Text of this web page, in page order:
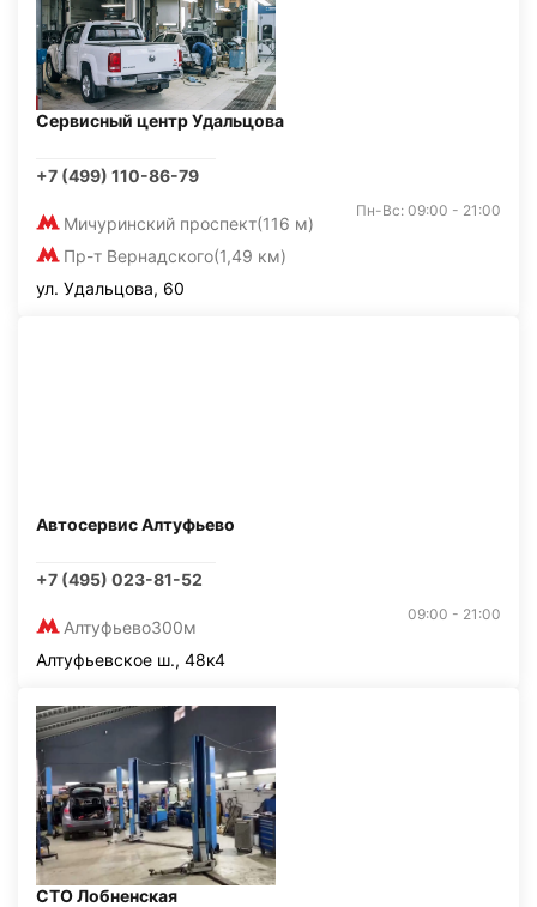
Сервисный центр Удальцова
+7 (499) 110-86-79
Мичуринский проспект(116 м)
Пр-т Вернадского(1,49 км)
Пн-Вс: 09:00 - 21:00
ул. Удальцова, 60
Автосервис Алтуфьево
+7 (495) 023-81-52
Алтуфьево300м
09:00 - 21:00
Алтуфьевское ш., 48к4
СТО Лобненская